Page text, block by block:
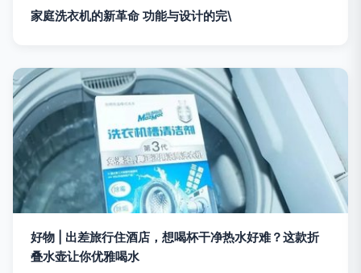
家庭洗衣机的新革命 功能与设计的完\
好物 | 出差旅行住酒店，想喝杯干净热水好难？这款折
叠水壶让你优雅喝水